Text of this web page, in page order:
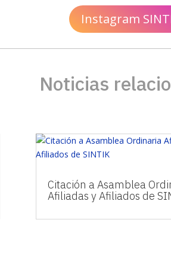
Instagram
Noticias
Citación a Asamblea
Afiliadas y Afiliados de